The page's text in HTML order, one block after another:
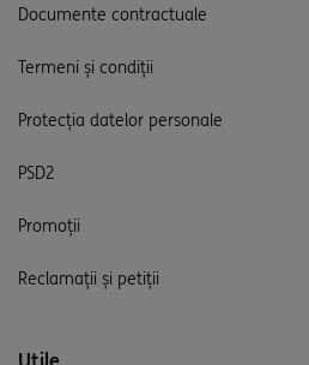
Documente contractuale
Termeni și condiții
Protecția datelor personale
PSD2
Promoții
Reclamații și petiții